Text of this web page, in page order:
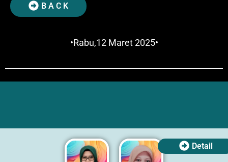
B A C K
•Rabu,12 Maret 2025•
Detail